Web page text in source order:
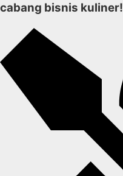
cabang bisnis kuliner!